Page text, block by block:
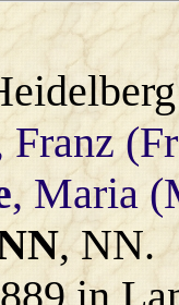
Franz
, Maria
, NN.